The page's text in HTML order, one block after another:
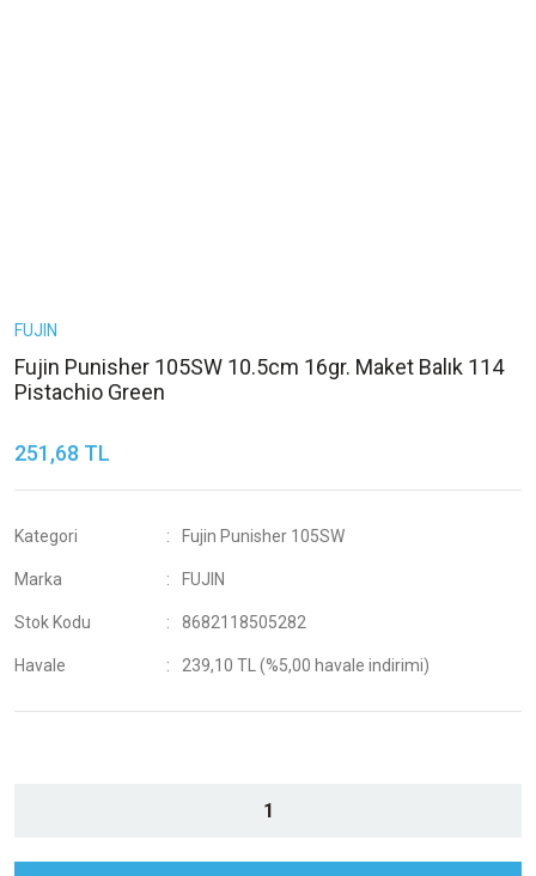
FUJIN
Fujin Punisher 105SW 10.5cm 16gr. Maket Balık 114
Pistachio Green
251,68 TL
Kategori Fujin Punisher 105SW
Marka FUJIN
Stok Kodu 8682118505282
Havale 239,10 TL (%5,00 havale indirimi)